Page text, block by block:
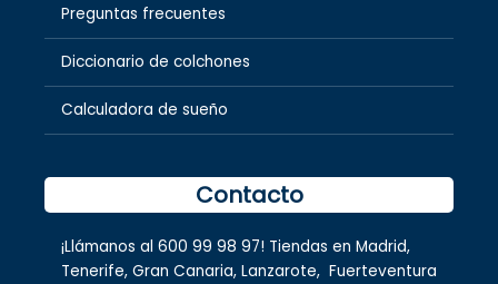
Preguntas frecuentes
Diccionario de colchones
Calculadora de sueño
Contacto
¡Llámanos al 600 99 98 97! Tiendas en Madrid,
Tenerife, Gran Canaria, Lanzarote, Fuerteventura